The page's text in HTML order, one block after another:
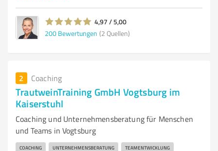
4,97 / 5,00
200 Bewertungen (2 Quellen)
2 Coaching
TrautweinTraining GmbH Vogtsburg im
Kaiserstuhl
Coaching und Unternehmensberatung für Menschen
und Teams in Vogtsburg
COACHING UNTERNEHMENSBERATUNG TEAMENTWICKLUNG